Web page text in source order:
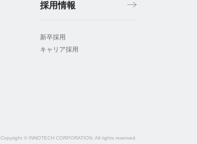
採用情報
新卒採用
キャリア採用
Copyright © INNOTECH CORPORATION. All rights reserved.